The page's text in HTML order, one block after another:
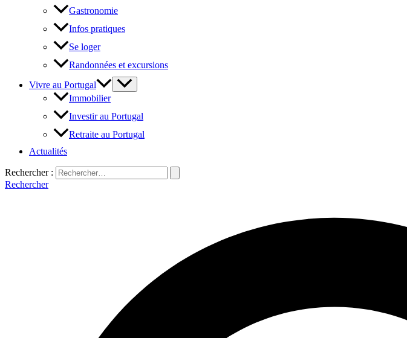
Gastronomie
Infos pratiques
Se loger
Randonnées et excursions
Vivre au Portugal
Immobilier
Investir au Portugal
Retraite au Portugal
Actualités
Rechercher :
Rechercher